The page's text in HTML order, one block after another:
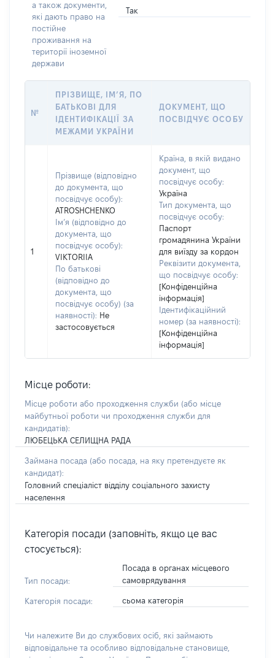
а також документи,
які дають право на
постійне
проживання на
території іноземної
держави
Так
№
ПРІЗВИЩЕ, ІМ’Я, ПО
БАТЬКОВІ ДЛЯ
ІДЕНТИФІКАЦІЇ ЗА
МЕЖАМИ УКРАЇНИ
ДОКУМЕНТ, ЩО
ПОСВІДЧУЄ ОСОБУ
1
Прізвище (відповідно
до документа, що
посвідчує особу):
ATROSHCHENKO
Ім’я (відповідно до
документа, що
посвідчує особу):
VIKTORIIA
По батькові
(відповідно до
документа, що
посвідчує особу) (за
наявності): Не
застосовується
Країна, в якій видано
документ, що
посвідчує особу:
Україна
Тип документа, що
посвідчує особу:
Паспорт
громадянина України
для виїзду за кордон
Реквізити документа,
що посвідчує особу:
[Конфіденційна
інформація]
Ідентифікаційний
номер (за наявності):
[Конфіденційна
інформація]
Місце роботи:
Місце роботи або проходження служби (або місце
майбутньої роботи чи проходження служби для
кандидатів):
ЛЮБЕЦЬКА СЕЛИЩНА РАДА
Займана посада (або посада, на яку претендуєте як
кандидат):
Головний спеціаліст відділу соціального захисту
населення
Категорія посади (заповніть, якщо це вас
стосується):
Тип посади:
Посада в органах місцевого
самоврядування
Категорія посади: сьома категорія
Чи належите Ви до службових осіб, які займають
відповідальне та особливо відповідальне становище,